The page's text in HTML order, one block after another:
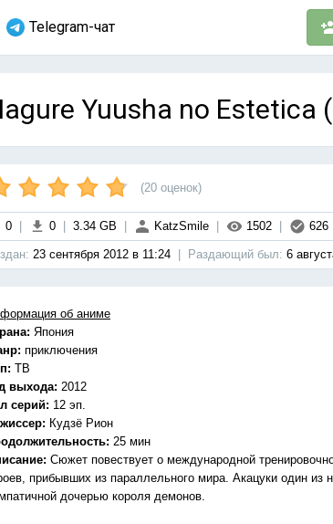
Telegram-чат
Yuusha no Estetica
(20 оценок)
0 0 3.34 GB KatzSmile 1502 626
23 сентября 2012 в 11:24 Раздающий был: 6
об аниме
Япония
приключения
ТВ
выхода: 2012
серий: 12 эп.
Кудзё Рион
25 мин
Сюжет повествует о международной
прибывших из параллельного мира. Акацуки один
дочерью короля демонов.